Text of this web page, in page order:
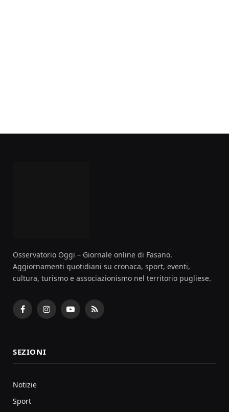
Osservatorio Oggi – Giornale online di Fasano.
Aggiornamenti quotidiani su cronaca, sport, eventi,
cultura, turismo e associazionismo nel territorio pugliese.
FacebookInstagramYouTubeRSS
SEZIONI
Notizie
Sport